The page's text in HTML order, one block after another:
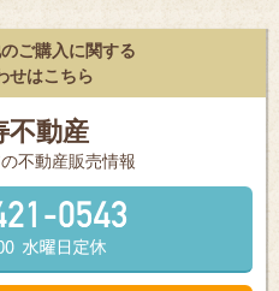
ご購入に関する
せはこちら
不動産
不動産販売情報